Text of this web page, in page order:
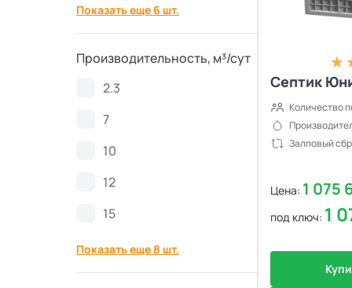
Септики Zorde 34
Септики Евролос ПРО
Показать еще 6 шт.
Производительность, м³/сут
2.3
7
10
12
15
Показать еще 8 шт.
Септик
Количество
Залповый
Цена: 1 075
под ключ: 1